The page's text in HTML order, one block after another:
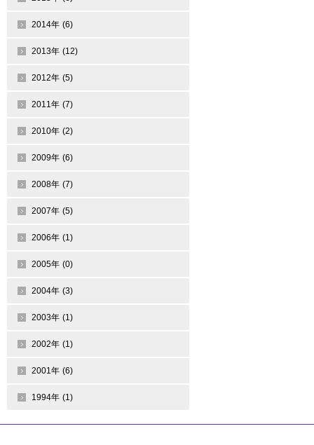
2014年 (6)
2013年 (12)
2012年 (5)
2011年 (7)
2010年 (2)
2009年 (6)
2008年 (7)
2007年 (5)
2006年 (1)
2005年 (0)
2004年 (3)
2003年 (1)
2002年 (1)
2001年 (6)
1994年 (1)